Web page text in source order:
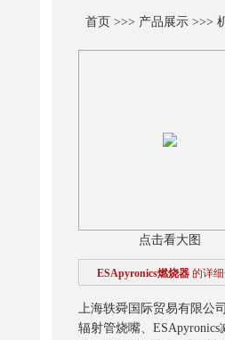
首页 >>> 产品展示>>>
点击看大图
ESApyronics燃烧器 的详
上海轶舜国际贸易有限公
辐射管烧嘴、